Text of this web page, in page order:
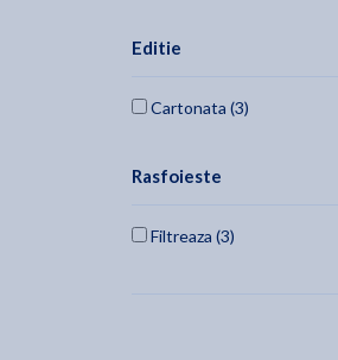
Editie
Cartonata (3)
Rasfoieste
Filtreaza (3)